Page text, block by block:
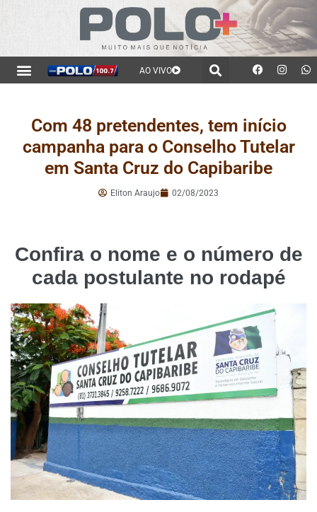
AO VIVO
Com 48 pretendentes, tem início
campanha para o Conselho Tutelar
em Santa Cruz do Capibaribe
Eliton Araujo 02/08/2023
Confira o nome e o número de
cada postulante no rodapé